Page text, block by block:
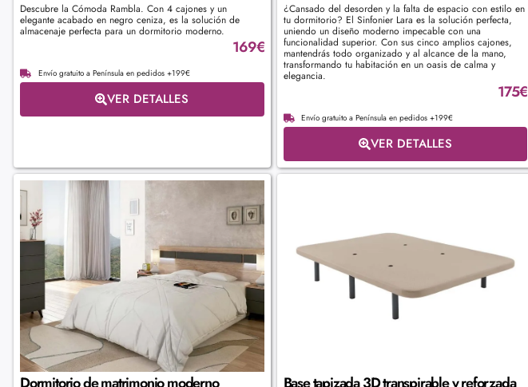
Descubre la Cómoda Rambla. Con 4 cajones y un
elegante acabado en negro ceniza, es la solución de
almacenaje perfecta para un dormitorio moderno.
169€
Envío gratuito a Península en pedidos +199€
VER DETALLES
¿Cansado del desorden y la falta de espacio con estilo en
tu dormitorio? El Sinfonier Lara es la solución perfecta,
uniendo un diseño moderno impecable con una
funcionalidad superior. Con sus cinco amplios cajones,
mantendrás todo organizado y al alcance de la mano,
transformando tu habitación en un oasis de calma y
elegancia.
175€
Envío gratuito a Península en pedidos +199€
VER DETALLES
Dormitorio de matrimonio moderno
Base tapizada 3D transpirable y reforzada